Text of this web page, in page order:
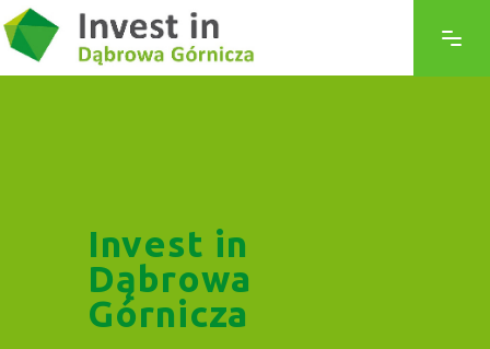
Invest in
Dąbrowa
Górnicza